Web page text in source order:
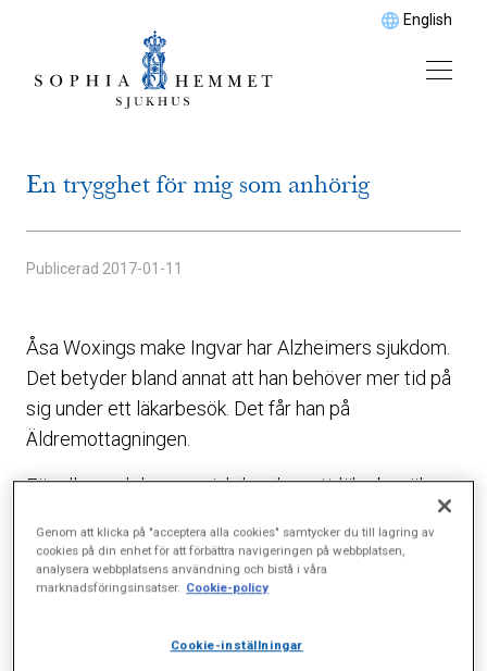
English
En trygghet för mig som anhörig
Publicerad 2017-01-11
Åsa Woxings make Ingvar har Alzheimers sjukdom.
Det betyder bland annat att han behöver mer tid på
sig under ett läkarbesök. Det får han på
Äldremottagningen.
För alla med demenssjukdom kan ett läkarbesök
vanliga husläkarmottagningar kan avsätta till en
patient är ofta begränsad, vilket gör att många äldre
eller fått möjlighet att ställa viktiga frågor.
Genom att klicka på "acceptera alla cookies" samtycker du till lagring av
cookies på din enhet för att förbättra navigeringen på webbplatsen,
analysera webbplatsens användning och bistå i våra
marknadsföringsinsatser. Cookie-policy
Cookie-inställningar